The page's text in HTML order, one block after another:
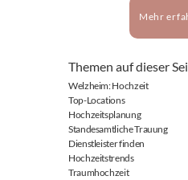
Mehr
Themen auf dieser
Welzheim: Hochzeit
Top-Locations
Hochzeitsplanung
Standesamtliche Trauung
Dienstleister finden
Hochzeitstrends
Traumhochzeit